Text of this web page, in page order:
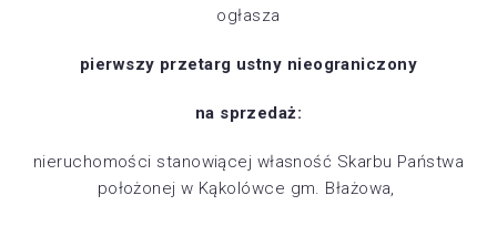
ogłasza
pierwszy przetarg ustny nieograniczony
na sprzedaż:
nieruchomości stanowiącej własność Skarbu Państwa
położonej w Kąkolówce gm. Błażowa,